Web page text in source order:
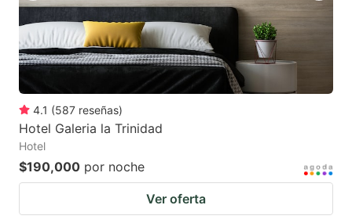
4.1 (587 reseñas)
Hotel Galeria la Trinidad
Hotel
$190,000 por noche
Ver oferta